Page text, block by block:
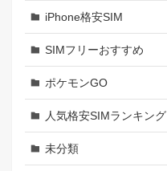
iPhone格安SIM
SIMフリーおすすめ
ポケモンGO
人気格安SIMランキング
未分類